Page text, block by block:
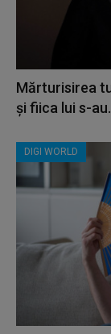
Mărturisirea
și fiica lui s-
DIGI WORLD